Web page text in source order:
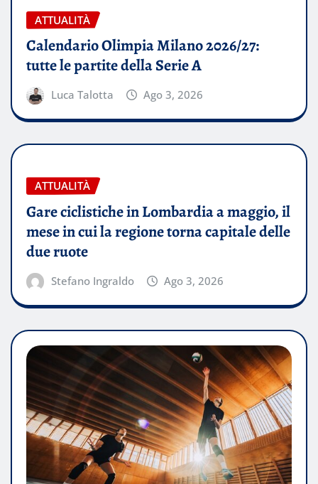
ATTUALITÀ
Calendario Olimpia Milano 2026/27:
tutte le partite della Serie A
Luca Talotta Ago 3, 2026
ATTUALITÀ
Gare ciclistiche in Lombardia a maggio, il
mese in cui la regione torna capitale delle
due ruote
Stefano Ingraldo Ago 3, 2026